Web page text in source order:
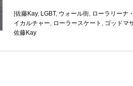
[佐藤Kay, LGBT, ウォール街, ローラリーナ
イカルチャー, ローラースケート , ゴッドマ
佐藤Kay